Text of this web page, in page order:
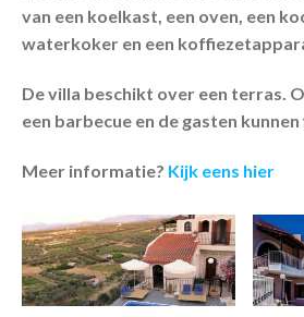
van een koelkast, een oven, een
waterkoker en een
De villa beschikt over een terras.
een barbecue en de gasten
Meer informatie? Kijk eens hier